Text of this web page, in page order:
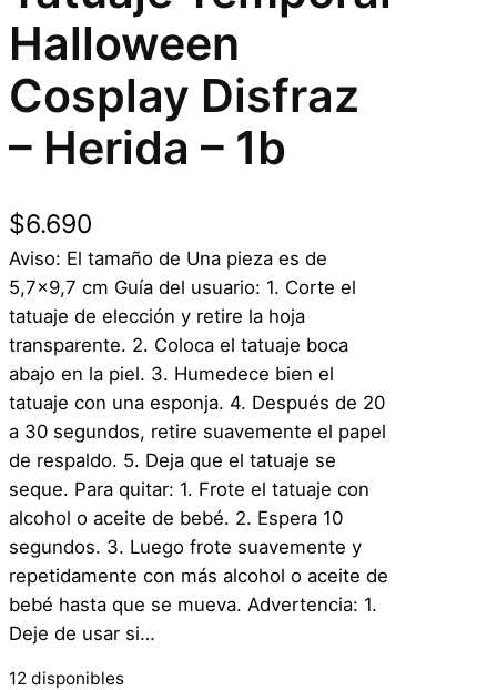
Halloween
Cosplay Disfraz
– Herida – 1b
$6.690
Aviso: El tamaño de Una pieza es de
5,7×9,7 cm Guía del usuario: 1. Corte el
tatuaje de elección y retire la hoja
transparente. 2. Coloca el tatuaje boca
abajo en la piel. 3. Humedece bien el
tatuaje con una esponja. 4. Después de 20
a 30 segundos, retire suavemente el papel
de respaldo. 5. Deja que el tatuaje se
seque. Para quitar: 1. Frote el tatuaje con
alcohol o aceite de bebé. 2. Espera 10
segundos. 3. Luego frote suavemente y
repetidamente con más alcohol o aceite de
bebé hasta que se mueva. Advertencia: 1.
Deje de usar si…
12 disponibles